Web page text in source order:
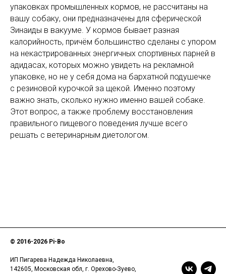
упаковках промышленных кормов, не рассчитаны на
вашу собаку, они предназначены для сферической
Зинаиды в вакууме. У кормов бывает разная
калорийность, причём большинство сделаны с упором
на некастрированных энергичных спортивных парней в
адидасах, которых можно увидеть на рекламной
упаковке, но не у себя дома на бархатной подушечке
с резиновой курочкой за щекой. Именно поэтому
важно знать, сколько нужно именно вашей собаке.
Этот вопрос, а также проблему восстановления
правильного пищевого поведения лучше всего
решать с ветеринарным диетологом.
© 2016-2026 Pi-Bo
ИП Пигарева Надежда Николаевна,
142605, Московская обл, г. Орехово-Зуево,